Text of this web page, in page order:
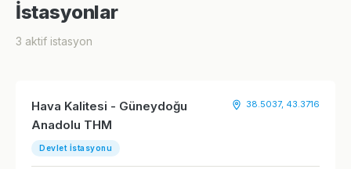
İstasyonlar
3 aktif istasyon
Hava Kalitesi - Güneydoğu
Anadolu THM
Devlet İstasyonu
38.5037, 43.3716